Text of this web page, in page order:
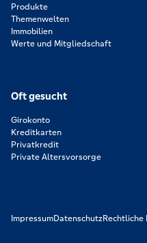
Produkte
Themenwelten
Immobilien
Werte und Mitgliedschaft
Oft gesucht
Girokonto
Kreditkarten
Privatkredit
Private Altersvorsorge
ImpressumDatenschutzRechtliche